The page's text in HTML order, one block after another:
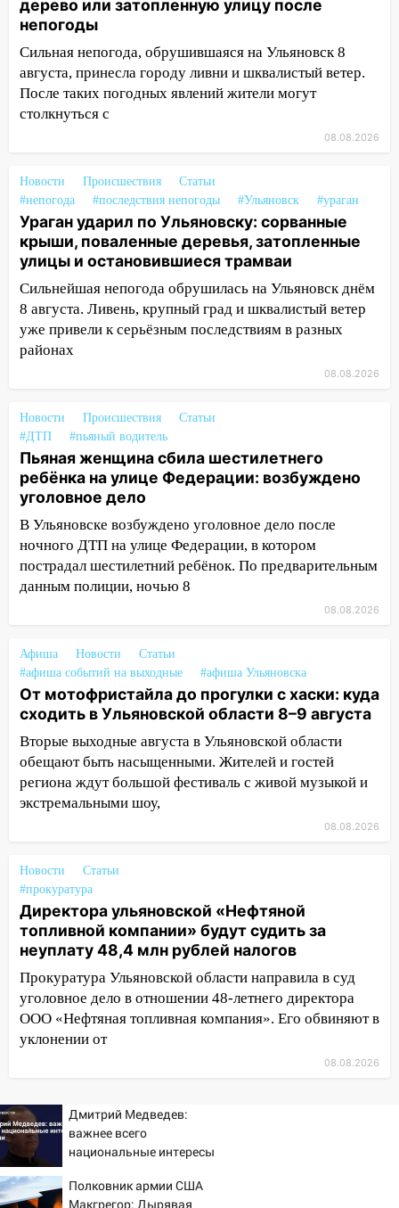
упавшее дерево или затопленную улицу
после непогоды
13:59 В Новом городе ураганным
ветром сорвало опалубку со
строящегося дома
В мэрии Ульяновска рассказали,
шторма
13:49
Стихия продолжает крушить
Ульяновск: дерево рухнуло на дом на
Орджоникидзе
13:47
На Нижней Террасе мощным
ветром вырвало дерево с корнем
13:46 Сильный ветер сорвал крышу с
СТО на проспекте Созидателей
сошёл с рельсов
13:22 Упавшие деревья перекрыли
дороги в Ульяновске: фото
13:17 Непогода в Ульяновске не
закончится сегодня: сильные ливни
сохранятся 9 августа
13:15 Трижды «брал в долг» без спроса:
житель Вешкаймского района похитил у
13:14
Ураган оторвал светофор на
проспекте Филатова в Ульяновске
13:12 Дерево пробило крышу дома на
Новгородской в Ульяновске и рухнуло
на электрощит
13:10 В Заволжском районе дерево
упало во дворе
Ураган ударил по Ульяновску:
затопленные улицы и остановившиеся
трамваи
12:17 Ульяновск накрыл крупный град:
после ливня город снова уходит под
воду
12:12 Прокуратура взяла на контроль
ДТП с шестилетним ребёнком на улице
Федерации
Федерации: возбуждено уголовное дело
11:16
В Ульяновске ищут 37-летнего
мужчину, пропавшего ещё 19 июля
10:30
От мотофристайла до прогулки с
дерево или затопленную улицу после
непогоды
Сильная непогода, обрушившаяся на Ульяновск 8
августа, принесла городу ливни и шквалистый ветер.
После таких погодных явлений жители могут
столкнуться с
08.08.2026
Новости Происшествия
Статьи
#непогода
#последствия непогоды #Ульяновск #ураган
Ураган ударил по Ульяновску: сорванные
крыши, поваленные деревья, затопленные
улицы и остановившиеся трамваи
Сильнейшая непогода обрушилась на Ульяновск днём
8 августа. Ливень, крупный град и шквалистый ветер
уже привели к серьёзным последствиям в разных
районах
08.08.2026
Новости Происшествия
Статьи
#ДТП
#пьяный водитель
Пьяная женщина сбила шестилетнего
ребёнка на улице Федерации: возбуждено
уголовное дело
В Ульяновске возбуждено уголовное дело после
ночного ДТП на улице Федерации, в котором
пострадал шестилетний ребёнок. По предварительным
данным полиции, ночью 8
08.08.2026
Афиша Новости
Статьи
#афиша событий на выходные
#афиша Ульяновска
От мотофристайла до прогулки с хаски: куда
сходить в Ульяновской области 8–9 августа
Вторые выходные августа в Ульяновской области
обещают быть насыщенными. Жителей и гостей
региона ждут большой фестиваль с живой музыкой и
экстремальными шоу,
08.08.2026
Новости
Статьи
#прокуратура
Директора ульяновской «Нефтяной
топливной компании» будут судить за
неуплату 48,4 млн рублей налогов
Прокуратура Ульяновской области направила в суд
уголовное дело в отношении 48-летнего директора
ООО «Нефтяная топливная компания». Его обвиняют в
уклонении от
08.08.2026
Дмитрий Медведев:
важнее всего
национальные интересы
Полковник армии США
Макгрегор: Дырявая